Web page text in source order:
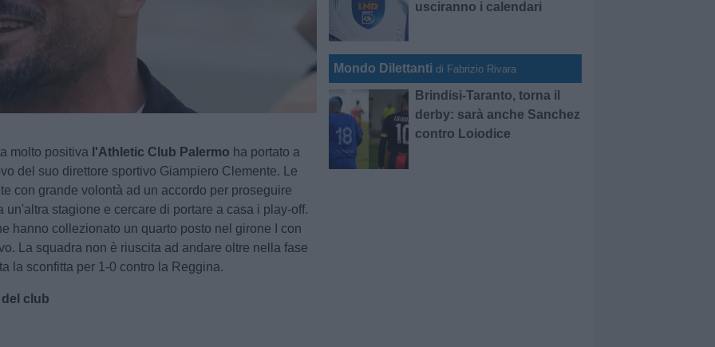
molto positiva l'Athletic Club Palermo ha portato a
del suo direttore sportivo Giampiero Clemente. Le
con grande volontà ad un accordo per proseguire
un'altra stagione e cercare di portare a casa i play-off.
hanno collezionato un quarto posto nel girone I con
La squadra non è riuscita ad andare oltre nella fase
la sconfitta per 1-0 contro la Reggina.
del club
usciranno i calendari
Mondo Dilettanti di Fabrizio Rivara
Brindisi-Taranto, torna il
derby: sarà anche Sanchez
contro Loiodice